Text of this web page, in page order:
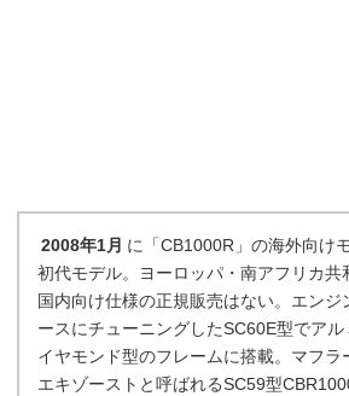
2008年1月 に「CB1000R」の海外向け
初代モデル。ヨーロッパ・南アフリカ共
国内向け仕様の正規販売はない。エンジ
ースにチューニングしたSC60E型でア
イヤモンド型のフレームに搭載。マフラ
エキゾーストと呼ばれるSC59型